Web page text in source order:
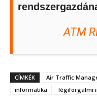
ATM
CÍMKÉK Air Traffic
informatika
légiforgalmi